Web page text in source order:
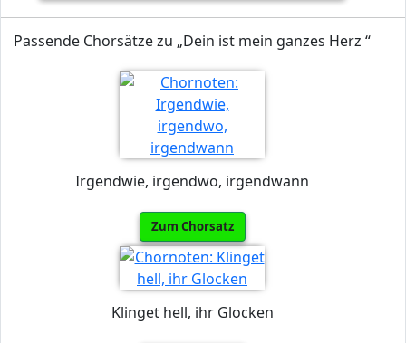
Passende Chorsätze zu „Dein ist mein ganzes Herz “
Irgendwie, irgendwo, irgendwann
Zum Chorsatz
Klinget hell, ihr Glocken